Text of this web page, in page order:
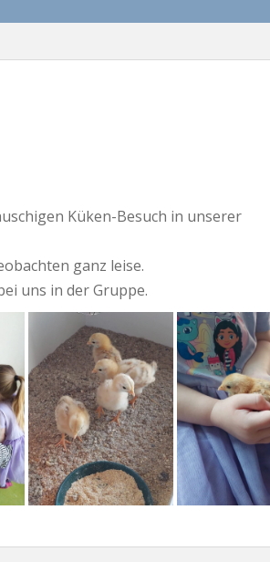
Küken-Besuch in unserer
ganz leise.
uns in der Gruppe.